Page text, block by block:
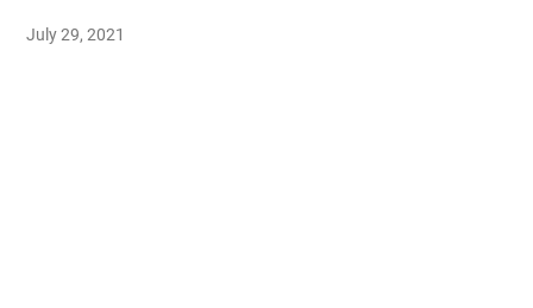
July 29, 2021